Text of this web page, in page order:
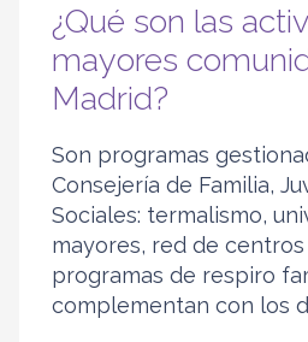
¿Qué son las
mayores
Madrid?
Son programas
Consejería de Familia,
Sociales: termalismo,
mayores, red de
programas de respiro
complementan con los